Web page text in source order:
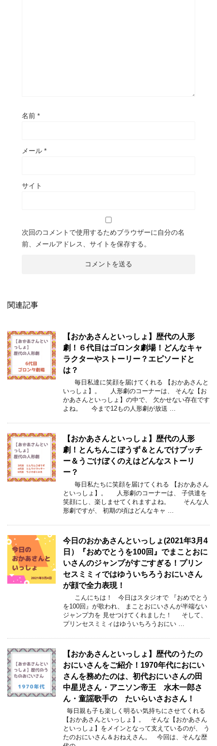
名前 *
メール *
サイト
次回のコメントで使用するためブラウザーに自分の名
前、メールアドレス、サイトを保存する。
関連記事
【おかあさんといっしょ】歴代の人形
劇！６代目はゴロンタ劇場！どんなキャ
ラクターやストーリー？エピソードと
は？
毎日私達に笑顔を届けてくれる 【おかあさんと
いっしょ】。 人形劇のコーナーは、 そんな【お
かあさんといっしょ】の中で、 欠かせない存在です
よね。 今まで12もの人形劇が放送 …
【おかあさんといっしょ】歴代の人形
劇！とんちんこぼうず＆とんでけブッチ
ー＆うごけぼくのえはどんなストーリ
ー？
毎日私たちに笑顔を届けてくれる 【おかあさん
といっしょ】。 人形劇のコーナーは、 子供達を
笑顔にし、楽しませてくれますよね。 そんな人
形劇ですが、 初期の頃はどんなキャ …
今日のおかあさんといっしょ(2021年3月4
日）『おめでとうを100回』でまことおに
いさんのジャンプがすごすぎる！プリン
セスミミィではゆういちろうおにいさん
が顔で全力表現！
こんにちは！ 今日はスタジオで 『おめでとう
を100回』が歌われ、 まことおにいさんが半端ない
ジャンプ力を 見せつけてくれました！ そして、
プリンセスミミィはゆういちろうおにい …
【おかあさんといっしょ】歴代のうたの
おにいさんをご紹介！1970年代におにい
さんを務めたのは、初代おにいさんの田
中星児さん・アニソン帝王 水木一郎さ
ん・童謡歌手の たいらいさおさん！
毎日親も子も楽しく明るい気持ちにさせてくれる
【おかあさんといっしょ】。 そんな【おかあさん
といっしょ】をメインとなって支えているのが、 う
たのおにいさん＆おねえさん。 今回は、そんな歴